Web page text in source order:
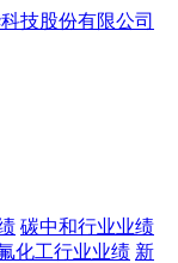
碳中和行业业绩
化工行业业绩 新